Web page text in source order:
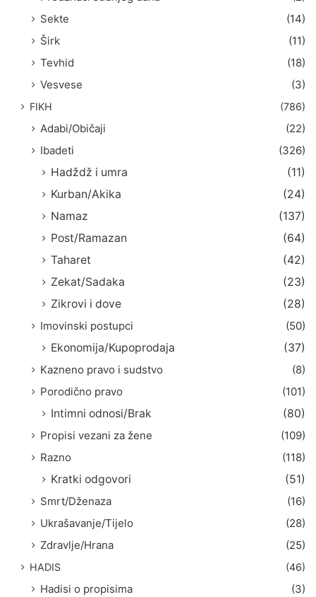
Sekte
(14)
Širk
(11)
Tevhid
(18)
Vesvese
(3)
FIKH (786)
Adabi/Običaji
(22)
Ibadeti
(326)
Hadždž i umra
(11)
Kurban/Akika
(24)
Namaz
(137)
Post/Ramazan
(64)
Taharet
(42)
Zekat/Sadaka
(23)
Zikrovi i dove
(28)
Imovinski postupci
(50)
Ekonomija/Kupoprodaja
(37)
Kazneno pravo i sudstvo
(8)
Porodično pravo
(101)
Intimni odnosi/Brak
(80)
Propisi vezani za žene
(109)
Razno
(118)
Kratki odgovori
(51)
Smrt/Dženaza
(16)
Ukrašavanje/Tijelo
(28)
Zdravlje/Hrana
(25)
HADIS (46)
Hadisi o propisima
(3)